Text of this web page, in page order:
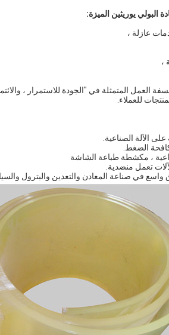
البولي يوريثين الميزة:
العمل المتمثلة في "الجودة للاستمرار ،
للعملاء.